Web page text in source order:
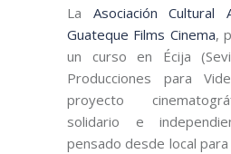
La Asociación Cultural
Guateque Films Cinema,
un curso en Écija
Producciones para
proyecto
solidario e
pensado desde local